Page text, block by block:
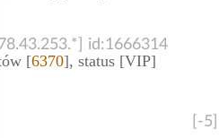
id:1666314
[6370], status [VIP]
[-5]